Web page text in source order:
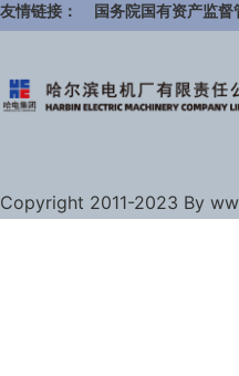
友情链接： 国务院国有资产监督
Copyright 2011-2023 By